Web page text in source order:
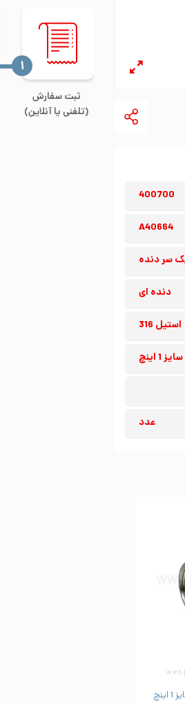
400700
A40664
سر دنده
دنده ای
استیل 316
سایز 1 اینچ
عدد
ثبت سفارش
(تلفنی یا آنلاین)
‍۱